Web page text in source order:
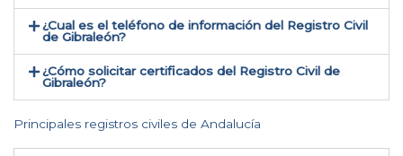
¿Cual es el teléfono de información del Registro Civil
de Gibraleón​?
¿Cómo solicitar certificados del Registro Civil de
Gibraleón​?
Principales registros civiles de Andalucía